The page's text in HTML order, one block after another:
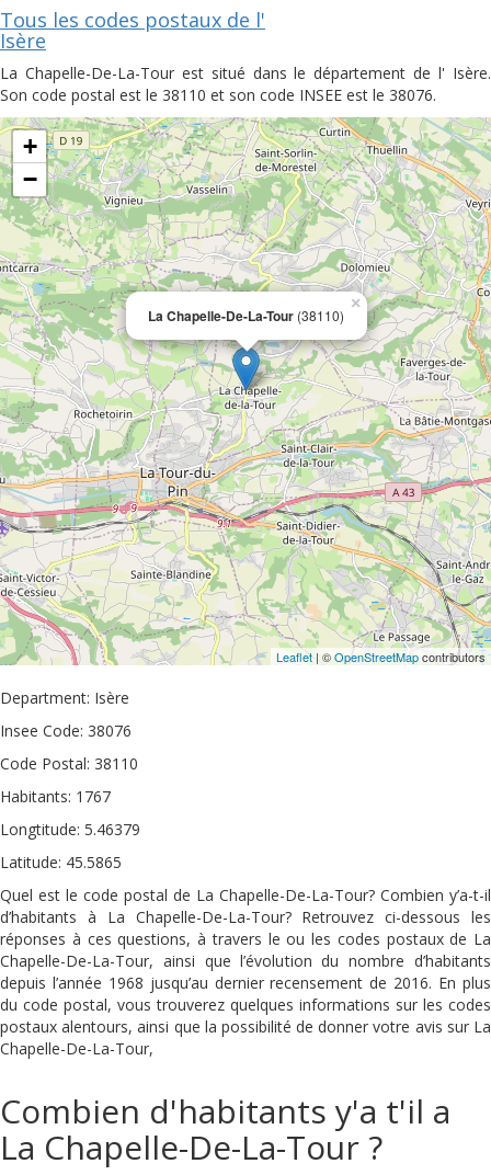
Tous les codes postaux de l'
Isère
La Chapelle-De-La-Tour est situé dans le département de l' Isère.
Son code postal est le 38110 et son code INSEE est le 38076.
La Chapelle-De-La-Tour (38110)
×
+
−
Leaflet| ©OpenStreetMapcontributors
Department: Isère
Insee Code: 38076
Code Postal: 38110
Habitants: 1767
Longtitude: 5.46379
Latitude: 45.5865
Quel est le code postal de La Chapelle-De-La-Tour? Combien y’a-t-il
d’habitants à La Chapelle-De-La-Tour? Retrouvez ci-dessous les
réponses à ces questions, à travers le ou les codes postaux de La
Chapelle-De-La-Tour, ainsi que l’évolution du nombre d’habitants
depuis l’année 1968 jusqu’au dernier recensement de 2016. En plus
du code postal, vous trouverez quelques informations sur les codes
postaux alentours, ainsi que la possibilité de donner votre avis sur La
Chapelle-De-La-Tour,
Combien d'habitants y'a t'il a
La Chapelle-De-La-Tour ?